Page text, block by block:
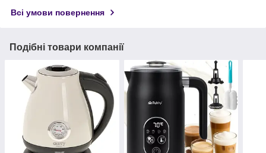
Всі умови повернення
Подібні товари компанії